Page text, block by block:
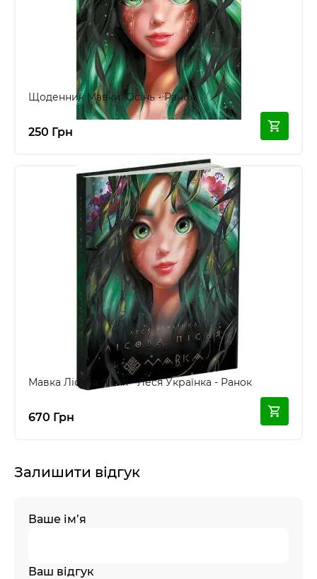
Щоденник Мавки: Осінь - Ранок
250 Грн
Мавка Лісова пісня - Леся Українка - Ранок
670 Грн
Залишити відгук
Ваше ім’я
Ваш відгук